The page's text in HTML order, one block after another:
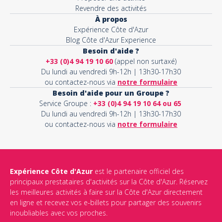
Revendre des activités
À propos
Expérience Côte d'Azur
Blog Côte d'Azur Experience
Besoin d'aide ?
+33 (0)4 94 19 10 60 (appel non surtaxé)
Du lundi au vendredi 9h-12h | 13h30-17h30
ou contactez-nous via notre formulaire
Besoin d'aide pour un Groupe ?
Service Groupe : +33 (0)4 94 19 10 64 ou 65
Du lundi au vendredi 9h-12h | 13h30-17h30
ou contactez-nous via notre formulaire
Expérience Côte d'Azur est le partenaire officiel des
principaux prestataires d'activités sur la Côte d'Azur. Réservez
les meilleures activités à faire sur la Côte d'Azur directement
en ligne et recevez vos e-billets pour partager des souvenirs
inoubliables avec vos proches.